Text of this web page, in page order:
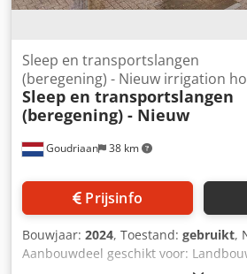
Goudriaan 38 km
Sleep en transportslangen
(beregening) - Nieuw irrigation
Sleep en transportslangen
(beregening) - Nieuw
Prijsinfo
Bouwjaar: 2024, Toestand: gebruikt,
Aanbouwdeel geschikt voor: